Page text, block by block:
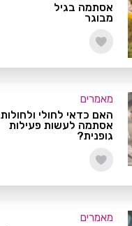
אסתמה בגיל
מבוגר
מאמרים
האם כדאי לחולי ולחולות
אסתמה לעשות פעילות
גופנית?
מאמרים